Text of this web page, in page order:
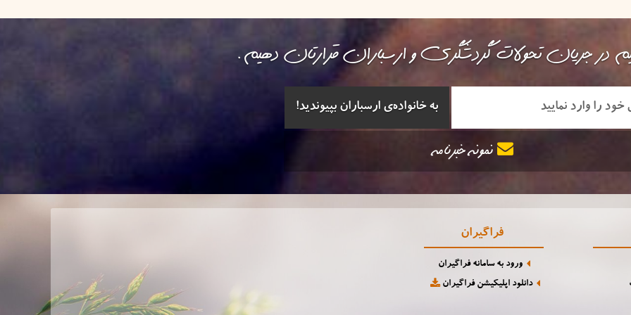
در جریان تحولات گردشگری و ارسباران قرارتان دهیم.
نمونه خبرنامه
فراگیران
ورود به سامانه فراگیران
دانلود اپلیکیشن فراگیران